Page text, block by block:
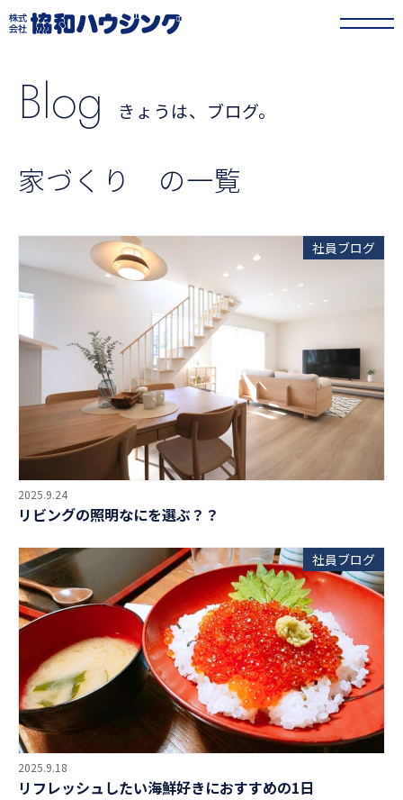
協和ハウジング >きょうは、ブログ。
Blog きょうは、ブログ。
家づくり の一覧
社員ブログ
2025.9.24
リビングの照明なにを選ぶ？？
社員ブログ
2025.9.18
リフレッシュしたい海鮮好きにおすすめの1日